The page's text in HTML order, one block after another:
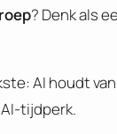
? Denk als
AI houdt van
tijdperk.